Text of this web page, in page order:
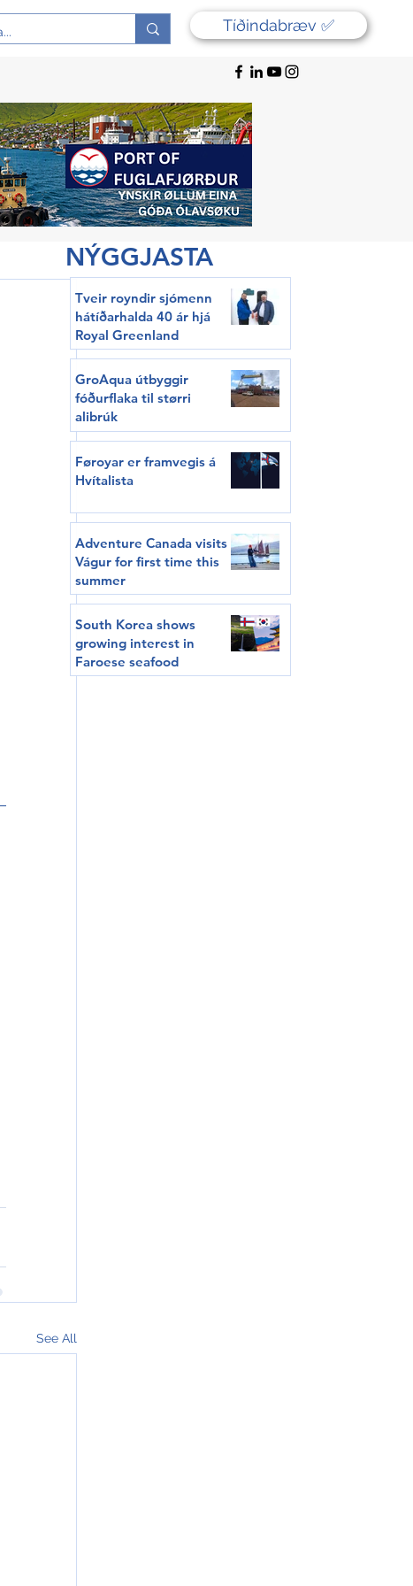
Tíðindabræv ✅
See All
NÝGGJASTA
Tveir royndir sjómenn
hátíðarhalda 40 ár hjá
Royal Greenland
GroAqua útbyggir
fóðurflaka til størri
alibrúk
Føroyar er framvegis á
Hvítalista
Adventure Canada visits
Vágur for first time this
summer
South Korea shows
growing interest in
Faroese seafood